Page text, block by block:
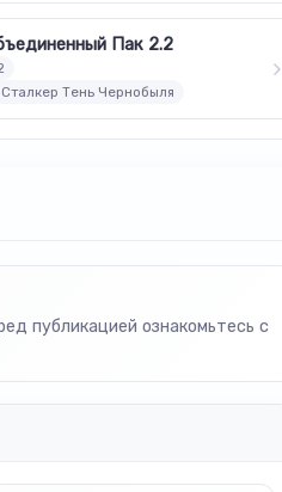
Пак 2.2
Тень Чернобыля
публикацией ознакомьтесь с